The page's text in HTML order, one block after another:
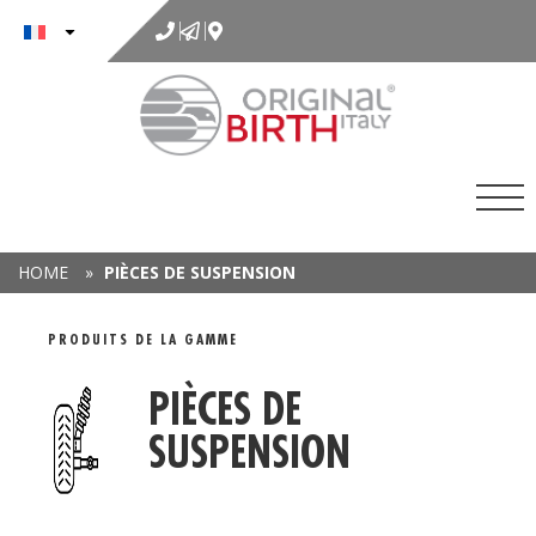
contenu
HOME » PIÈCES DE SUSPENSION
PLAGE DE DÉTAILS
PRODUITS DE LA GAMME
PIÈCES DE
SUSPENSION